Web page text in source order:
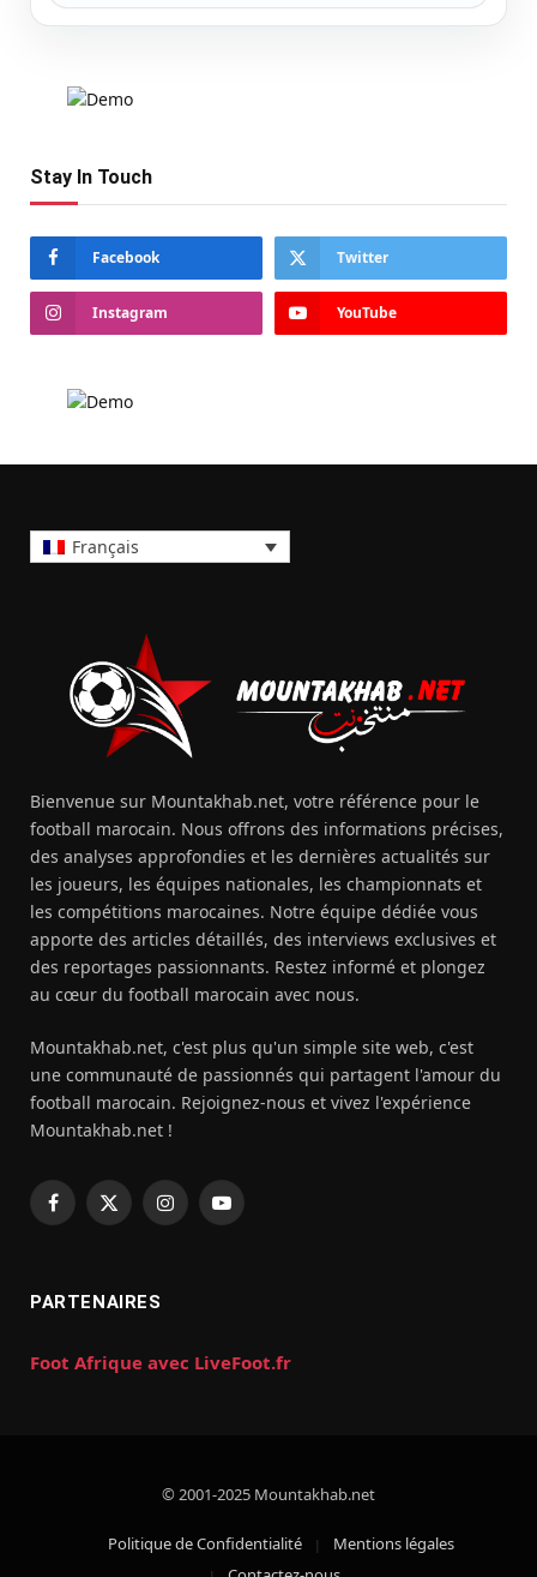
Stay In Touch
Facebook Twitter
Instagram YouTube
Français
Bienvenue sur Mountakhab.net, votre référence pour le
football marocain. Nous offrons des informations précises,
des analyses approfondies et les dernières actualités sur
les joueurs, les équipes nationales, les championnats et
les compétitions marocaines. Notre équipe dédiée vous
apporte des articles détaillés, des interviews exclusives et
des reportages passionnants. Restez informé et plongez
au cœur du football marocain avec nous.
Mountakhab.net, c'est plus qu'un simple site web, c'est
une communauté de passionnés qui partagent l'amour du
football marocain. Rejoignez-nous et vivez l'expérience
Mountakhab.net !
Facebook
X
InstagramYouTube
PARTENAIRES
Foot Afrique avec LiveFoot.fr
© 2001-2025 Mountakhab.net
Politique de Confidentialité
Mentions légales